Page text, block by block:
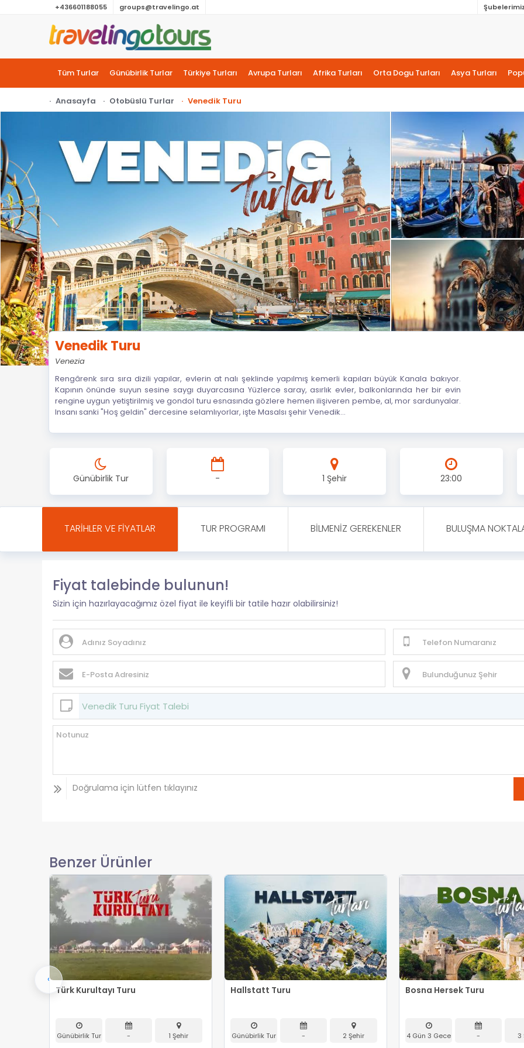
+436601188055 groups@travelingo.at
Tüm Turlar Günübirlik Turlar Türkiye Turları Avrupa Turları Afrika Turları Orta Dogu Turları Asya Turları
Anasayfa Otobüslü Turlar Venedik Turu
Venedik Turu
Venezia
Rengârenk sıra sıra dizili yapılar, evlerin at nalı şeklinde yapılmış kemerli kapıları büyük Kanala bakıyor.
Kapının önünde suyun sesine saygı duyarcasına Yüzlerce saray, asırlık evler, balkonlarında her bir evin
rengine uygun yetiştirilmiş ve gondol turu esnasında gözlere hemen ilişiveren pembe, al, mor sardunyalar.
Insanı sanki "Hoş geldin" dercesine selamlıyorlar, işte Masalsı şehir Venedik...
Günübirlik Tur - 1 Şehir 23:00
TARIHLER VE FIYATLAR TUR PROGRAMI BILMENIZ GEREKENLER BULUŞMA
Fiyat talebinde bulunun!
Sizin için hazırlayacağımız özel fiyat ile keyifli bir tatile hazır olabilirsiniz!
Doğrulama için lütfen tıklayınız
Benzer Ürünler
Türk Kurultayı Turu
Günübirlik Tur - 1 Şehir
Hallstatt Turu
Günübirlik Tur - 2 Şehir
Bosna Hersek Turu
4 Gün 3 Gece - 3
‹